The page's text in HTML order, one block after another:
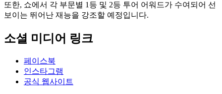
또한, 쇼에서 각 부문별 1등 및 2등 투어 어워드가 수여되어 선
보이는 뛰어난 재능을 강조할 예정입니다.
소셜 미디어 링크
페이스북
인스타그램
공식 웹사이트